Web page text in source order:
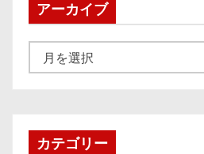
アーカイブ
ー
ブカテゴリー